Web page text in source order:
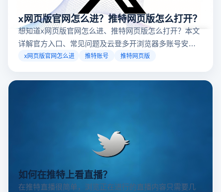
x网页版官网怎么进？推特网页版怎么打开？
想知道x网页版官网怎么进、推特网页版怎么打开？本文
详解官方入口、常见问题及云登多开浏览器多账号安全
访问方案，助你稳定登录高效运营。
x网页版官网怎么进 推特账号 推特网页版
如何在推特上看直播？
在推特直播很简单，浏览正在进行的直播内容只需要几